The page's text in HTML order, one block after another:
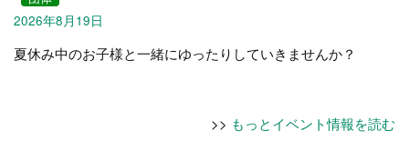
2026年8月19日
夏休み中のお子様と一緒にゆったりしていきませんか？
>> もっとイベント情報を読む